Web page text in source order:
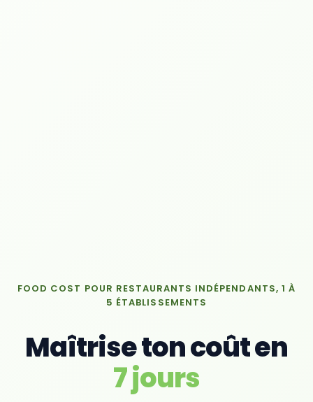
FOOD COST POUR RESTAURANTS INDÉPENDANTS, 1 À
5 ÉTABLISSEMENTS
Maîtrise ton coût en
7 jours